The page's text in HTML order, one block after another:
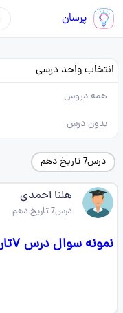
پرسان
انتخاب واحد درسی
همه دروس
بدون درس
درس7 تاریخ دهم
هلنا احمدی
درس7 تاریخ دهم
نمونه سوال درس ۷تاریخ